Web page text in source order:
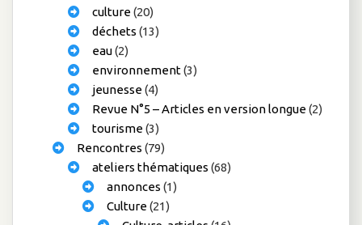
culture(20)
déchets (13)
eau(2)
environnement(3)
jeunesse(4)
Revue N°5 – Articles en version longue(2)
tourisme(3)
Rencontres (79)
ateliers thématiques (68)
annonces (1)
Culture(21)